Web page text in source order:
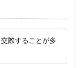
際することが多